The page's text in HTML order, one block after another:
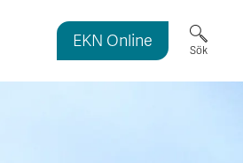
EKN Online Sök